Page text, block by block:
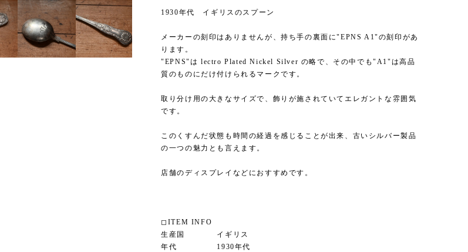
1930年代 イギリスのスプーン
メーカーの刻印はありませんが、持ち手の裏面に"EPNS A1"の刻印があ
ります。
"EPNS"は lectro Plated Nickel Silver の略で、その中でも"A1"は高品
質のものにだけ付けられるマークです。
取り分け用の大きなサイズで、飾りが施されていてエレガントな雰囲気
です。
このくすんだ状態も時間の経過を感じることが出来、古いシルバー製品
の一つの魅力とも言えます。
店舗のディスプレイなどにおすすめです。
◻︎ITEM INFO
生産国 イギリス
年代 1930年代